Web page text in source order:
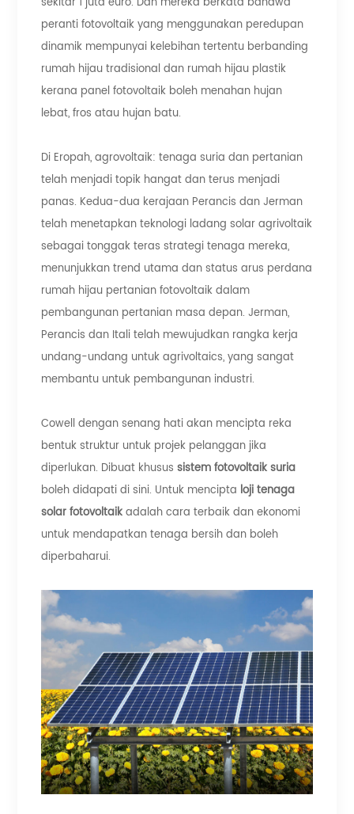
peranti fotovoltaik yang menggunakan peredupan
dinamik mempunyai kelebihan tertentu berbanding
rumah hijau tradisional dan rumah hijau plastik
kerana panel fotovoltaik boleh menahan hujan
lebat, fros atau hujan batu.
Di Eropah, agrovoltaik: tenaga suria dan pertanian
telah menjadi topik hangat dan terus menjadi
panas. Kedua-dua kerajaan Perancis dan Jerman
telah menetapkan teknologi ladang solar agrivoltaik
sebagai tonggak teras strategi tenaga mereka,
menunjukkan trend utama dan status arus perdana
rumah hijau pertanian fotovoltaik dalam
pembangunan pertanian masa depan. Jerman,
Perancis dan Itali telah mewujudkan rangka kerja
undang-undang untuk agrivoltaics, yang sangat
membantu untuk pembangunan industri.
Cowell dengan senang hati akan mencipta reka
bentuk struktur untuk projek pelanggan jika
diperlukan. Dibuat khusussistem fotovoltaik suria
boleh didapati di sini. Untuk mencipta loji tenaga
solar fotovoltaikadalah cara terbaik dan ekonomi
untuk mendapatkan tenaga bersih dan boleh
diperbaharui.